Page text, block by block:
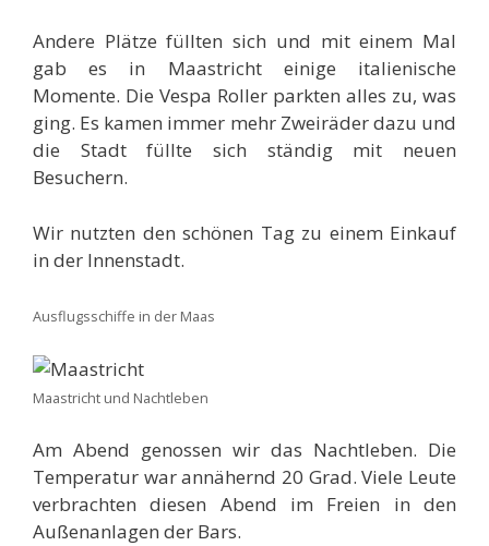
Andere Plätze füllten sich und mit einem Mal
gab es in Maastricht einige italienische
Momente. Die Vespa Roller parkten alles zu, was
ging. Es kamen immer mehr Zweiräder dazu und
die Stadt füllte sich ständig mit neuen
Besuchern.
Wir nutzten den schönen Tag zu einem Einkauf
in der Innenstadt.
Ausflugsschiffe in der Maas
Maastricht und Nachtleben
Am Abend genossen wir das Nachtleben. Die
Temperatur war annähernd 20 Grad. Viele Leute
verbrachten diesen Abend im Freien in den
Außenanlagen der Bars.